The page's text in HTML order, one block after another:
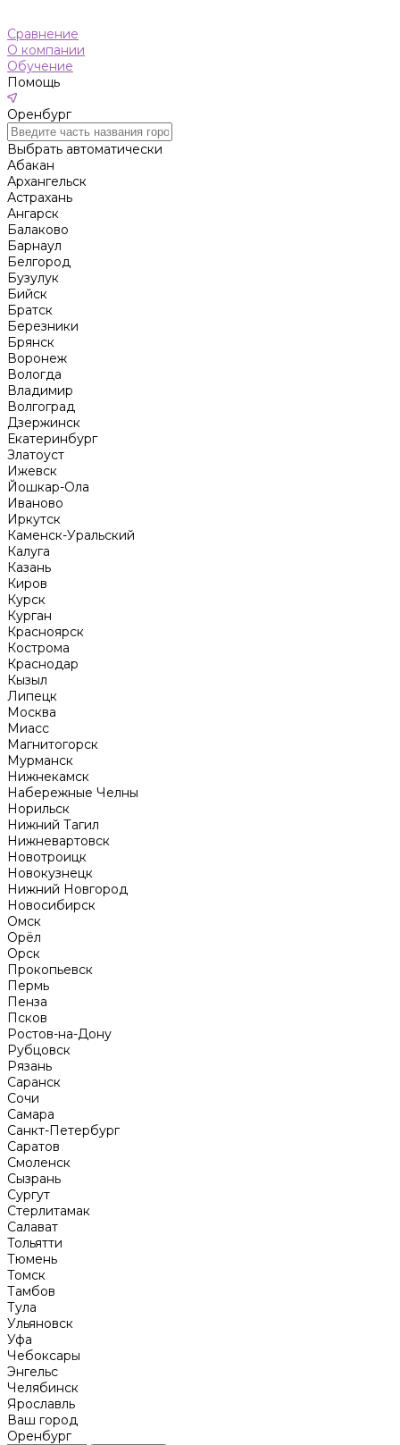
Сравнение
О компании
Обучение
Помощь
Оренбург
Выбрать автоматически
Абакан
Архангельск
Астрахань
Ангарск
Балаково
Барнаул
Белгород
Бузулук
Бийск
Братск
Березники
Брянск
Воронеж
Вологда
Владимир
Волгоград
Дзержинск
Екатеринбург
Златоуст
Ижевск
Йошкар-Ола
Иваново
Иркутск
Каменск-Уральский
Калуга
Казань
Киров
Курск
Курган
Красноярск
Кострома
Краснодар
Кызыл
Липецк
Москва
Миасс
Магнитогорск
Мурманск
Нижнекамск
Набережные Челны
Норильск
Нижний Тагил
Нижневартовск
Новотроицк
Новокузнецк
Нижний Новгород
Новосибирск
Омск
Орёл
Орск
Прокопьевск
Пермь
Пенза
Псков
Ростов-на-Дону
Рубцовск
Рязань
Саранск
Сочи
Самара
Санкт-Петербург
Саратов
Смоленск
Сызрань
Сургут
Стерлитамак
Салават
Тольятти
Тюмень
Томск
Тамбов
Тула
Ульяновск
Уфа
Чебоксары
Энгельс
Челябинск
Ярославль
Ваш город
Оренбург